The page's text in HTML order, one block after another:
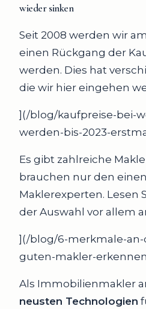
wieder sinken
Seit 2008 werden wir
einen Rückgang der
werden. Dies hat
die wir hier eingehen
](/blog/kaufpreise-bei-
werden-bis-2023-
Es gibt zahlreiche
brauchen nur den
Maklerexperten. Lesen
der Auswahl vor allem
](/blog/6-merkmale-
guten-makler-
Als Immobilienmakler
neusten Technologien